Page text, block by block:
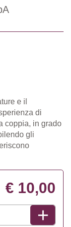
e il
di
coppia, in grado
gli
€ 10,00
+